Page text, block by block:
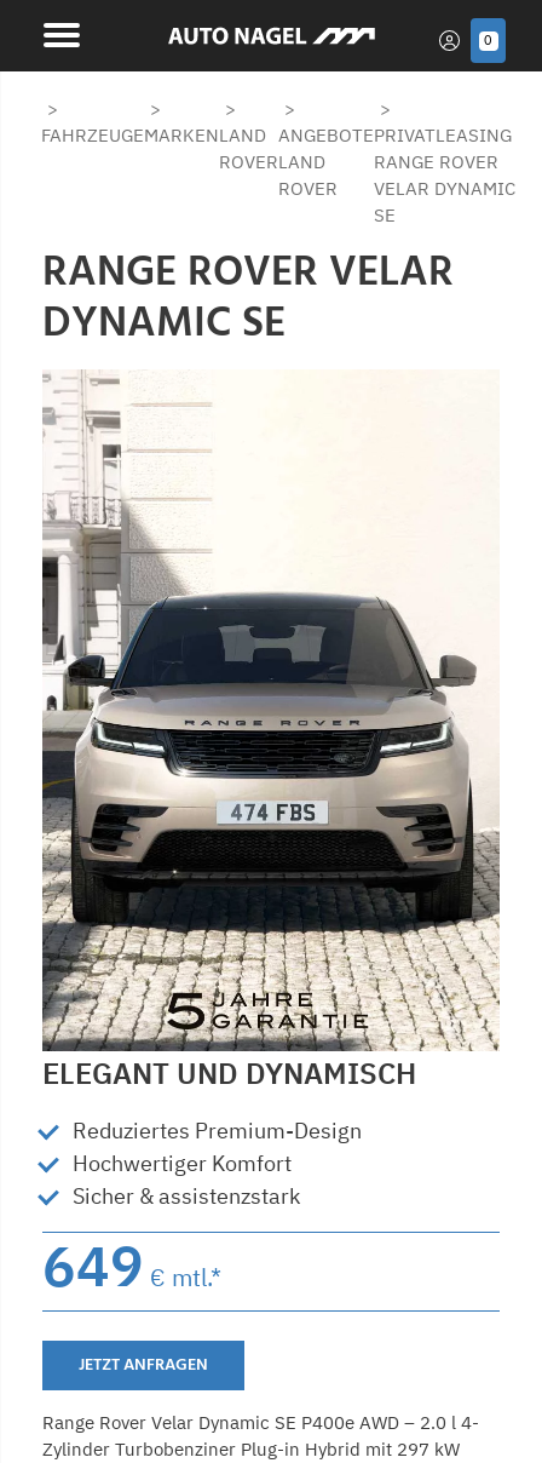
0
FAHRZEUGEMARKENLAND
ROVER
ANGEBOTE
LAND
ROVER
PRIVATLEASING
RANGE ROVER
VELAR DYNAMIC
SE
RANGE ROVER VELAR
DYNAMIC SE
ELEGANT UND DYNAMISCH
Reduziertes Premium-Design
Hochwertiger Komfort
Sicher & assistenzstark
649 € mtl.*
JETZT ANFRAGEN
Range Rover Velar Dynamic SE P400e AWD – 2.0 l 4-
Zylinder Turbobenziner Plug-in Hybrid mit 297 kW